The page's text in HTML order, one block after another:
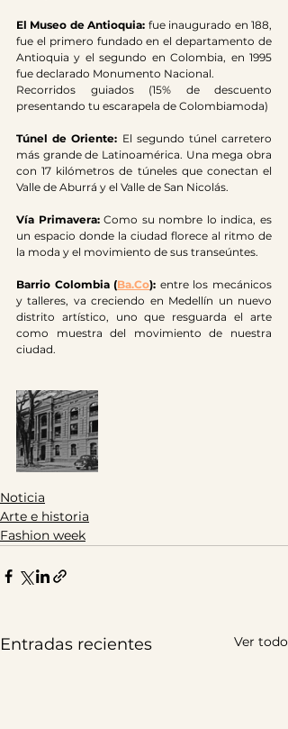
El Museo de Antioquia: fue inaugurado en 188,
Antioquia y el segundo en Colombia, en 1995
fue declarado Monumento Nacional.​
Recorridos guiados (15% de descuento
presentando tu escarapela de Colombiamoda)
Túnel de Oriente: El segundo túnel carretero
más grande de Latinoamérica. Una mega obra
con 17 kilómetros de túneles que conectan el
Valle de Aburrá y el Valle de San Nicolás.
Vía Primavera: Como su nombre lo indica, es
un espacio donde la ciudad florece al ritmo de
la moda y el movimiento de sus transeúntes.
Barrio Colombia (Ba.Co): entre los mecánicos
y talleres, va creciendo en Medellín un nuevo
distrito artístico, uno que resguarda el arte
como muestra del movimiento de nuestra
ciudad.
Noticia
Arte e historia
Fashion week
Entradas recientes Ver todo